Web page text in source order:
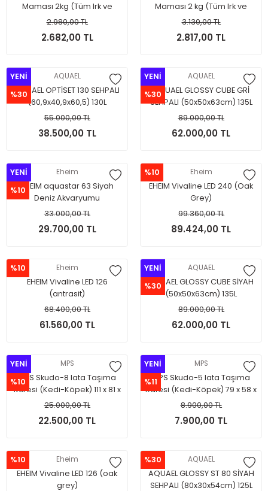
Maması 2kg (Tüm Irk ve
Yaşam Evreleri İçin)
2.980,00 TL
2.682,00 TL
Maması 2 kg (Tüm Irk ve
Yaşam Evreleri İçin)
3.130,00 TL
2.817,00 TL
YENİ
%30
AQUAEL
AQUAEL OPTİSET 130 SEHPALI
(60,9x40,9x60,5) 130L
55.000,00 TL
38.500,00 TL
YENİ
%30
AQUAEL
AQUAEL GLOSSY CUBE GRİ
SEHPALI (50x50x63cm) 135L
89.000,00 TL
62.000,00 TL
YENİ
%10
Eheim
EHEIM aquastar 63 Siyah
Deniz Akvaryumu
33.000,00 TL
29.700,00 TL
%10 Eheim
EHEIM Vivaline LED 240 (Oak
Grey)
99.360,00 TL
89.424,00 TL
%10 Eheim
EHEIM Vivaline LED 126
(antrasit)
68.400,00 TL
61.560,00 TL
YENİ
%30
AQUAEL
AQUAEL GLOSSY CUBE SİYAH
(50x50x63cm) 135L
89.000,00 TL
62.000,00 TL
YENİ
%10
MPS
MPS Skudo-8 Iata Taşıma
Kafesi (Kedi-Köpek) 111 x 81 x
88 cm.(Tekerleksizdir.)
İÇİ MAĞAZA TESLİM
25.000,00 TL
22.500,00 TL
YENİ
%11
MPS
MPS Skudo-5 Iata Taşıma
Kafesi (Kedi-Köpek) 79 x 58 x
65 cm.(Tekerleksizdir.)
İÇİ MAĞAZA TESLİM
8.900,00 TL
7.900,00 TL
%10 Eheim
EHEIM Vivaline LED 126 (oak
grey)
%30 AQUAEL
AQUAEL GLOSSY ST 80 SİYAH
SEHPALI (80x30x54cm) 125L